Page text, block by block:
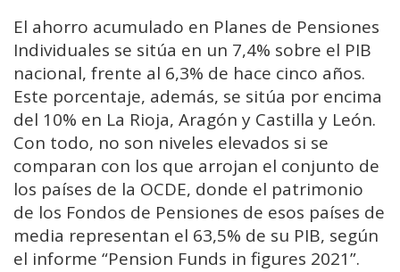
El ahorro acumulado en Planes de Pensiones
Individuales se sitúa en un 7,4% sobre el PIB
nacional, frente al 6,3% de hace cinco años.
Este porcentaje, además, se sitúa por encima
del 10% en La Rioja, Aragón y Castilla y León.
Con todo, no son niveles elevados si se
comparan con los que arrojan el conjunto de
los países de la OCDE, donde el patrimonio
de los Fondos de Pensiones de esos países de
media representan el 63,5% de su PIB, según
el informe “Pension Funds in figures 2021”.